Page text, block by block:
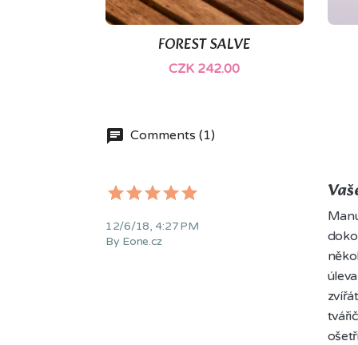
FOREST SALVE
CZK 242.00
(1)
Quick view
Comments (1)
12/6/18, 4:27 PM
By Eone.cz